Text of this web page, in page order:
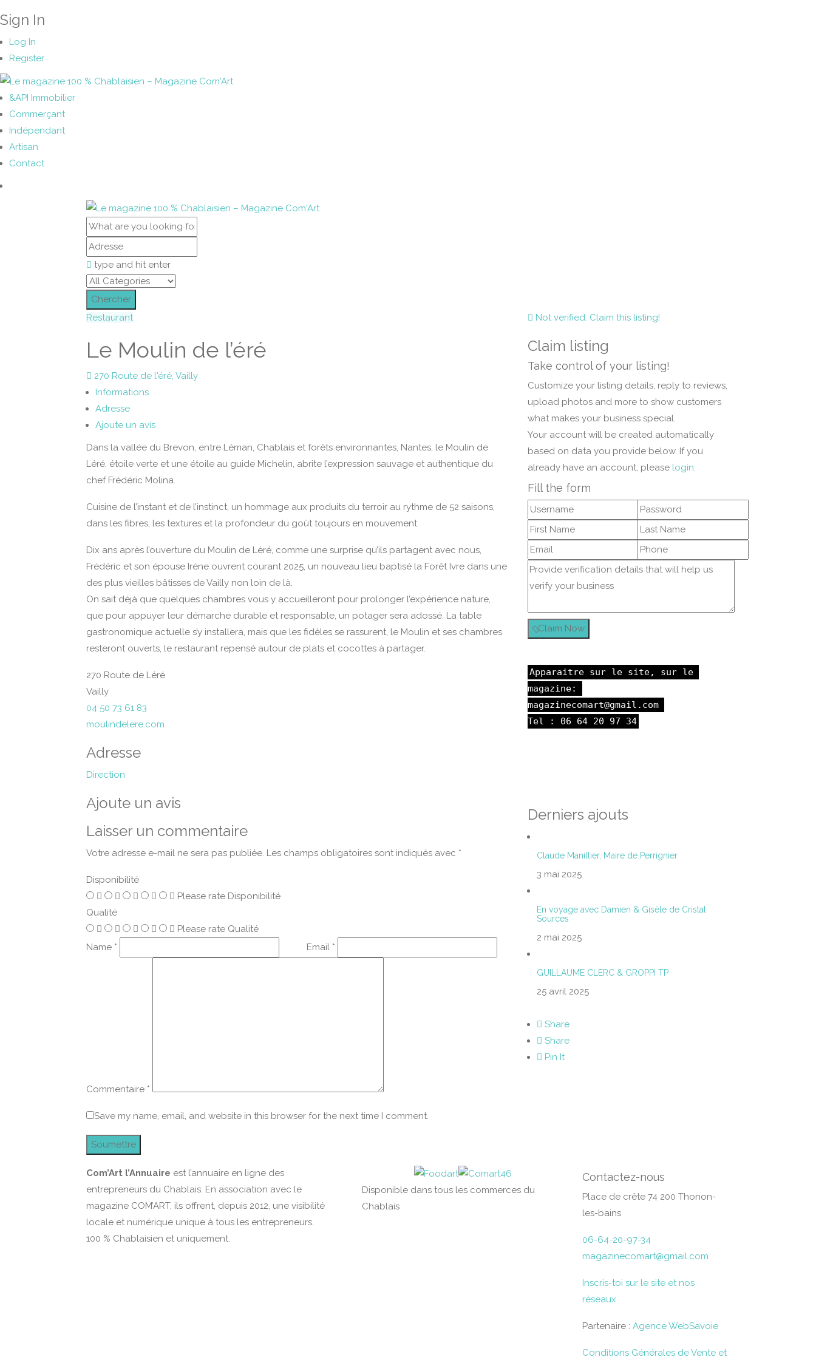
Sign In
Log In
Register
&API Immobilier
Commerçant
Indépendant
Artisan
Contact
type and hit enter
Chercher
Restaurant
Le Moulin de l’éré
270 Route de l'éré, Vailly
Informations
Adresse
Ajoute un avis
Dans la vallée du Brevon, entre Léman, Chablais et forêts environnantes, Nantes, le Moulin de
Léré, étoile verte et une étoile au guide Michelin, abrite l’expression sauvage et authentique du
chef Frédéric Molina.
Cuisine de l’instant et de l’instinct, un hommage aux produits du terroir au rythme de 52 saisons,
dans les fibres, les textures et la profondeur du goût toujours en mouvement.
Dix ans après l’ouverture du Moulin de Léré, comme une surprise qu’ils partagent avec nous,
Frédéric et son épouse Irène ouvrent courant 2025, un nouveau lieu baptisé la Forêt Ivre dans une
des plus vieilles bâtisses de Vailly non loin de là.
On sait déjà que quelques chambres vous y accueilleront pour prolonger l’expérience nature,
que pour appuyer leur démarche durable et responsable, un potager sera adossé. La table
gastronomique actuelle s’y installera, mais que les fidèles se rassurent, le Moulin et ses chambres
resteront ouverts, le restaurant repensé autour de plats et cocottes à partager.
270 Route de Léré
Vailly
04 50 73 61 83
moulindelere.com
Adresse
Direction
Ajoute un avis
Laisser un commentaire
Votre adresse e-mail ne sera pas publiée. Les champs obligatoires sont indiqués avec *
Disponibilité
Please rate Disponibilité
Qualité
Please rate Qualité
Name * Email *
Commentaire *
Save my name, email, and website in this browser for the next time I comment.
Not verified. Claim this listing!
Claim listing
Take control of your listing!
Customize your listing details, reply to reviews,
upload photos and more to show customers
what makes your business special.
Your account will be created automatically
based on data you provide below. If you
already have an account, please login.
Fill the form
Claim Now
Apparaitre sur le site, sur le
magazine:
magazinecomart@gmail.com
Tel : 06 64 20 97 34
Derniers ajouts
Claude Manillier, Maire de Perrignier
3 mai 2025
En voyage avec Damien & Gisèle de Cristal
Sources
2 mai 2025
GUILLAUME CLERC & GROPPI TP
25 avril 2025
Share
Share
Pin It
Com’Art l’Annuaire est l’annuaire en ligne des
entrepreneurs du Chablais. En association avec le
magazine COM’ART, ils offrent, depuis 2012, une visibilité
locale et numérique unique à tous les entrepreneurs.
100 % Chablaisien et uniquement.
Disponible dans tous les commerces du
Chablais
Contactez-nous
Place de crête 74 200 Thonon-
les-bains
06-64-20-97-34
magazinecomart@gmail.com
Inscris-toi sur le site et nos
réseaux
Partenaire :Agence WebSavoie
Conditions Générales de Vente et